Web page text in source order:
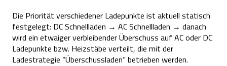
Die Priorität verschiedener Ladepunkte ist aktuell statisch
festgelegt: DC Schnellladen → AC Schnellladen → danach
wird ein etwaiger verbleibender Überschuss auf AC oder DC
Ladepunkte bzw. Heizstäbe verteilt, die mit der
Ladestrategie “Überschussladen” betrieben werden.